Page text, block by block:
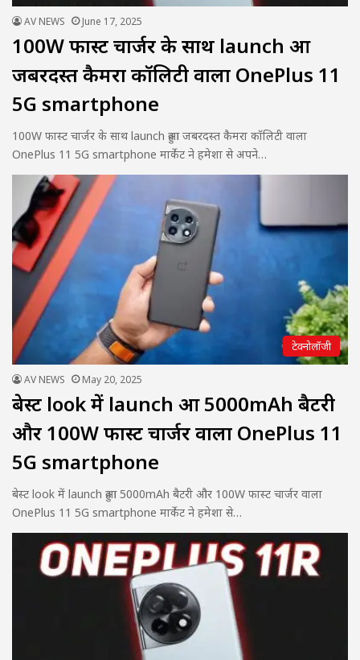
AV NEWS June 17, 2025
100W फास्ट चार्जर के साथ launch हुआ
जबरदस्त कैमरा कॉलिटी वाला OnePlus 11
5G smartphone
100W फास्ट चार्जर के साथ launch हुआ जबरदस्त कैमरा कॉलिटी वाला
OnePlus 11 5G smartphone मार्केट ने हमेशा से अपने…
टेक्नोलॉजी
AV NEWS May 20, 2025
बेस्ट look में launch हुआ 5000mAh बैटरी
और 100W फास्ट चार्जर वाला OnePlus 11
5G smartphone
बेस्ट look में launch हुआ 5000mAh बैटरी और 100W फास्ट चार्जर वाला
OnePlus 11 5G smartphone मार्केट ने हमेशा से…